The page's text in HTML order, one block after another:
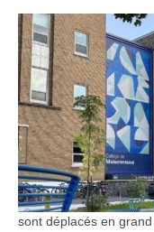
sont déplacés en